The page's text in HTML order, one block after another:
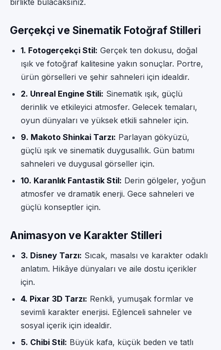
birlikte bulacaksınız.
Gerçekçi ve Sinematik Fotoğraf Stilleri
1. Fotogerçekçi Stil: Gerçek ten dokusu, doğal
ışık ve fotoğraf kalitesine yakın sonuçlar. Portre,
ürün görselleri ve şehir sahneleri için idealdir.
2. Unreal Engine Stili: Sinematik ışık, güçlü
derinlik ve etkileyici atmosfer. Gelecek temaları,
oyun dünyaları ve yüksek etkili sahneler için.
9. Makoto Shinkai Tarzı: Parlayan gökyüzü,
güçlü ışık ve sinematik duygusallık. Gün batımı
sahneleri ve duygusal görseller için.
10. Karanlık Fantastik Stil: Derin gölgeler, yoğun
atmosfer ve dramatik enerji. Gece sahneleri ve
güçlü konseptler için.
Animasyon ve Karakter Stilleri
3. Disney Tarzı: Sıcak, masalsı ve karakter odaklı
anlatım. Hikâye dünyaları ve aile dostu içerikler
için.
4. Pixar 3D Tarzı: Renkli, yumuşak formlar ve
sevimli karakter enerjisi. Eğlenceli sahneler ve
sosyal içerik için idealdir.
5. Chibi Stil: Büyük kafa, küçük beden ve tatlı